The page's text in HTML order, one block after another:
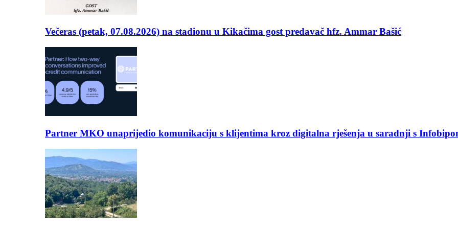
Večeras (petak, 07.08.2026) na stadionu u Kikačima gost predavač hfz. Ammar Bašić
Partner MKO unaprijedio komunikaciju s klijentima kroz digitalna rješenja u saradnji s